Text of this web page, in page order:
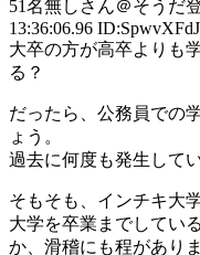
51名無しさん＠そうだ
13:36:06.96
大卒の方が高卒よりも
る？
だったら、公務員での
ょう。
過去に何度も発生して
そもそも、インチキ大
大学を卒業までしてい
か、滑稽にも程がありま